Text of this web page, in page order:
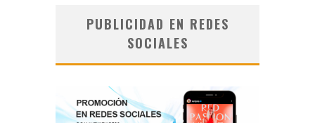
PUBLICIDAD EN REDES
SOCIALES